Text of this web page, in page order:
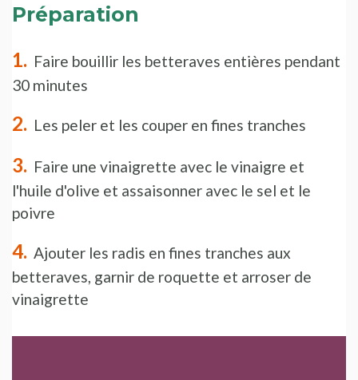
Préparation
Faire bouillir les betteraves entières pendant
30 minutes
Les peler et les couper en fines tranches
Faire une vinaigrette avec le vinaigre et
l'huile d'olive et assaisonner avec le sel et le
poivre
Ajouter les radis en fines tranches aux
betteraves, garnir de roquette et arroser de
vinaigrette